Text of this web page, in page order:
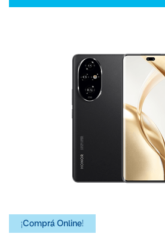
¡Comprá Online!